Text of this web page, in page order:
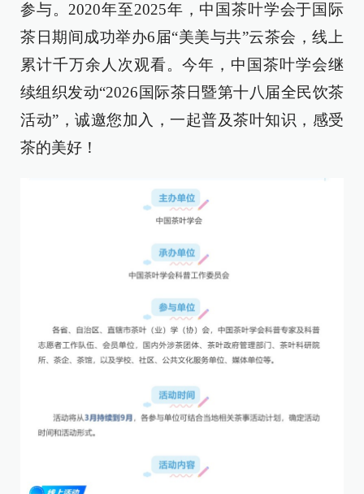
参与。2020年至2025年，中国茶叶学会于国际
茶日期间成功举办6届“美美与共”云茶会，线上
累计千万余人次观看。今年，中国茶叶学会继
续组织发动“2026国际茶日暨第十八届全民饮茶
活动”，诚邀您加入，一起普及茶叶知识，感受
茶的美好！